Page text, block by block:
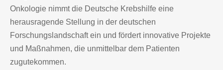
Onkologie nimmt die Deutsche Krebshilfe eine
herausragende Stellung in der deutschen
Forschungslandschaft ein und fördert innovative Projekte
und Maßnahmen, die unmittelbar dem Patienten
zugutekommen.